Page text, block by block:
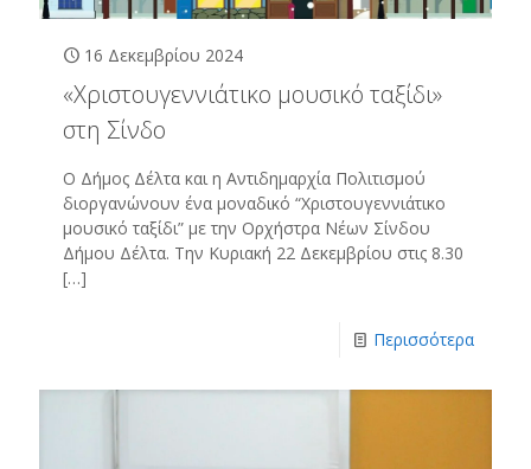
16 Δεκεμβρίου 2024
«Χριστουγεννιάτικο μουσικό ταξίδι»
στη Σίνδο
Ο Δήμος Δέλτα και η Αντιδημαρχία Πολιτισμού
διοργανώνουν ένα μοναδικό “Χριστουγεννιάτικο
μουσικό ταξίδι” με την Ορχήστρα Νέων Σίνδου
Δήμου Δέλτα. Την Κυριακή 22 Δεκεμβρίου στις 8.30
[…]
Περισσότερα